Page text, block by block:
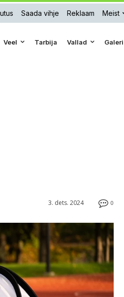
Saada vihje Reklaam Meist
Veel Tarbija Vallad
0
3. dets. 2024